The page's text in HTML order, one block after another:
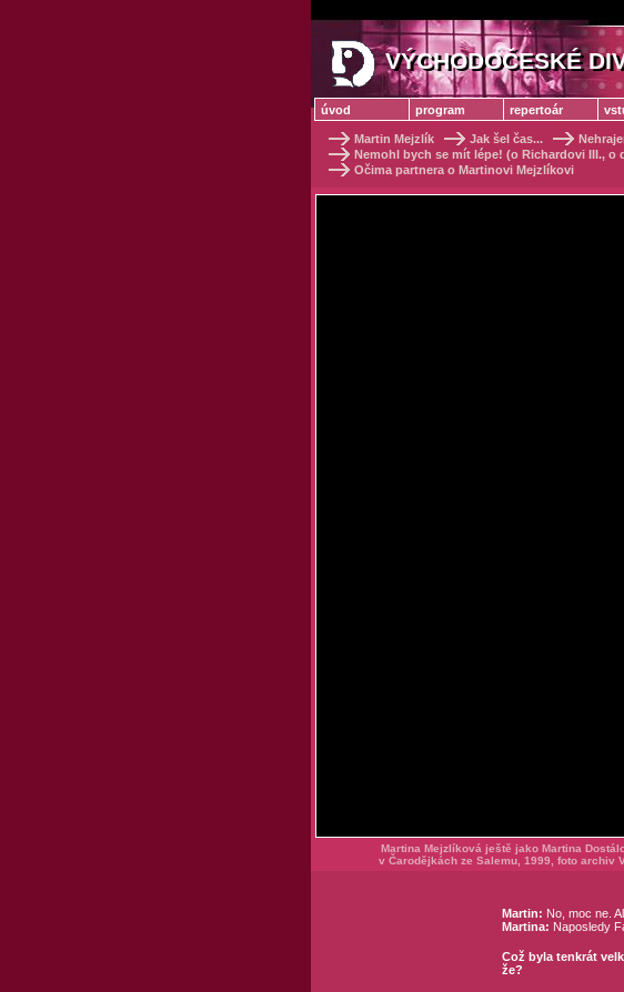
VÝCHODOČESKÉ
VÝCHODOČESKÉ
úvod program repertoár
Martin Mejzlík Jak šel čas...
Nemohl bych se mít lépe! (o Richardovi III., o
Očima partnera o Martinovi Mejzlíkovi
Martina Mejzlíková ještě jako Martina
v Čarodějkách ze Salemu, 1999, foto archiv
Martin: No, moc ne.
Martina: Naposledy
Což byla tenkrát
že?